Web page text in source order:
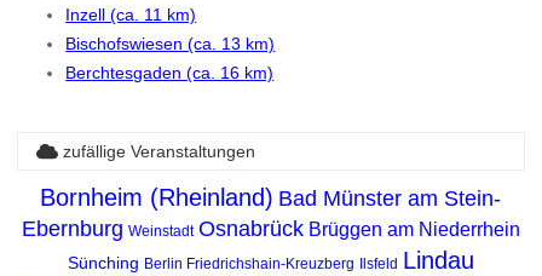
Inzell (ca. 11 km)
Bischofswiesen (ca. 13 km)
Berchtesgaden (ca. 16 km)
zufällige Veranstaltungen
Bornheim (Rheinland) Bad Münster am Stein-
Ebernburg Weinstadt Osnabrück Brüggen am Niederrhein
Sünching Berlin Friedrichshain-Kreuzberg Ilsfeld Lindau